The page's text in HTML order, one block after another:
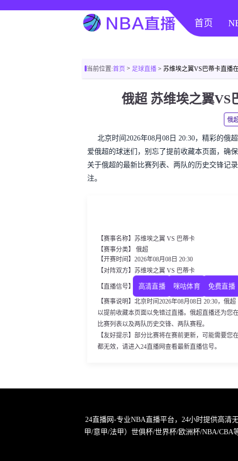
首页
当前位置:首页 > 足球直播 > 苏维埃之翼VS巴蒂卡直播
俄超 苏维埃之翼VS
俄
北京时间2026年08月08日 20:30，精彩的俄
爱俄超的球迷们，别忘了提前收藏本页面，确
关于俄超的最新比赛列表、两队的历史交锋记
注。
【赛事名称】苏维埃之翼 VS 巴蒂卡
【赛事分类】 俄超
【开赛时间】2026年08月08日 20:30
【对阵双方】苏维埃之翼 VS 巴蒂卡
【直播信号】 高清直播 咪咕体育 免费直播
【赛事说明】北京时间2026年08月08日 20:30，俄
以提前收藏本页面以免错过直播。俄超直播还为您
比赛列表以及两队历史交锋、两队赛程。
【友好提示】部分比赛将在赛前更新，可能需要
都无效，请进入24直播网查看最新直播信号。
24直播网-专业NBA直播平台，24小时提供高清
甲/意甲/法甲）世俱杯/世界杯/欧洲杯/NBA/CBA